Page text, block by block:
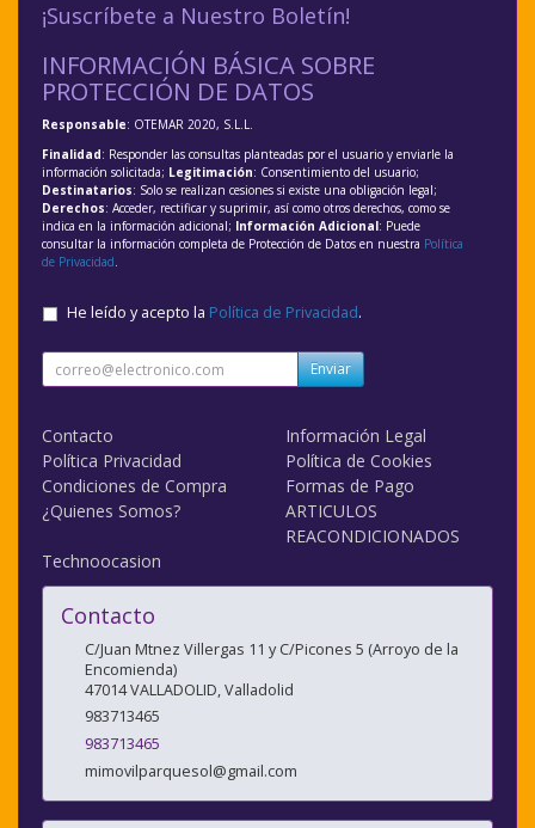
¡Suscríbete a Nuestro Boletín!
INFORMACIÓN BÁSICA SOBRE
PROTECCIÓN DE DATOS
Responsable: OTEMAR 2020, S.L.L.
Finalidad: Responder las consultas planteadas por el usuario y enviarle la
información solicitada; Legitimación: Consentimiento del usuario;
Destinatarios: Solo se realizan cesiones si existe una obligación legal;
Derechos: Acceder, rectificar y suprimir, así como otros derechos, como se
indica en la información adicional; Información Adicional: Puede
consultar la información completa de Protección de Datos en nuestra Política
de Privacidad.
He leído y acepto la Política de Privacidad.
Enviar
Contacto
Información Legal
Política Privacidad
Política de Cookies
Condiciones de Compra
Formas de Pago
¿Quienes Somos?
ARTICULOS
REACONDICIONADOS
Technoocasion
Contacto
C/Juan Mtnez Villergas 11 y C/Picones 5 (Arroyo de la
Encomienda)
47014VALLADOLID,Valladolid
983713465
983713465
mimovilparquesol@gmail.com